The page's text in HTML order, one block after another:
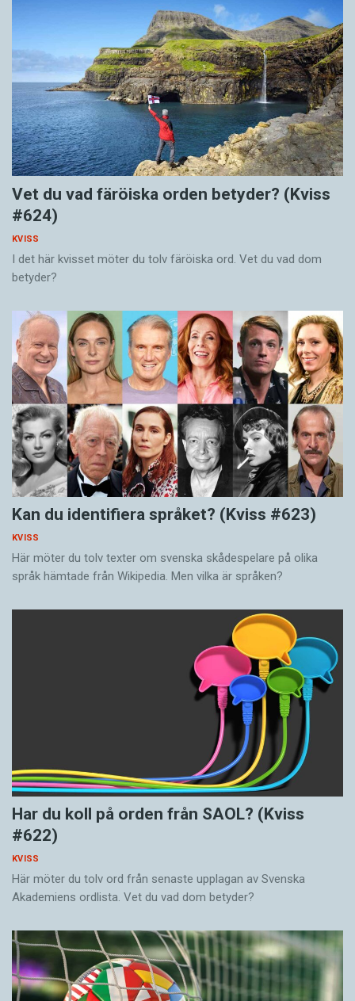
Vet du vad färöiska orden betyder? (Kviss
#624)
KVISS
I det här kvisset möter du tolv färöiska ord. Vet du vad dom
betyder?
Kan du identifiera språket? (Kviss #623)
KVISS
Här möter du tolv texter om svenska skådespelare på olika
språk hämtade från Wikipedia. Men vilka är språken?
Har du koll på orden från SAOL? (Kviss
#622)
KVISS
Här möter du tolv ord från senaste upplagan av Svenska
Akademiens ordlista. Vet du vad dom betyder?